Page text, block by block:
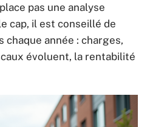
pas une analyse
cap, il est conseillé de
année : charges,
évoluent, la rentabilité